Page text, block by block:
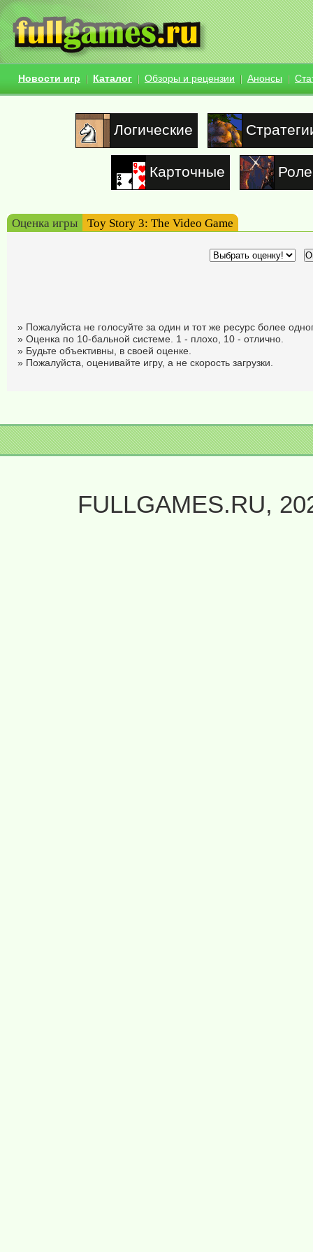
Новости игр Каталог Обзоры и рецензии Анонсы
Логические
Карточные
Оценка игры Toy Story 3: The Video Game
» Пожалуйста не голосуйте за один и тот же ресурс более
» Оценка по 10-бальной системе. 1 - плохо, 10 - отлично.
» Будьте объективны, в своей оценке.
» Пожалуйста, оценивайте игру, а не скорость загрузки.
FULLGAMES.RU,